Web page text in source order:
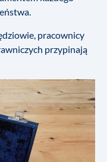
pracownicy
przypinają